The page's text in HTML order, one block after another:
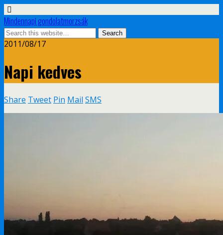
Mindennapi gondolatmorzsák
2011/08/17
Napi kedves
Share Tweet Pin Mail SMS